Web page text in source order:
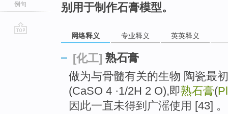
例句
别用于制作石膏模型。
网络释义 专业释义 英英释义
[化工] 熟石膏
做为与骨髓有关的生物 陶瓷最
(CaSO 4 ·1/2H 2 O),即熟石膏(
因此一直未得到广滛使用 [43] 。